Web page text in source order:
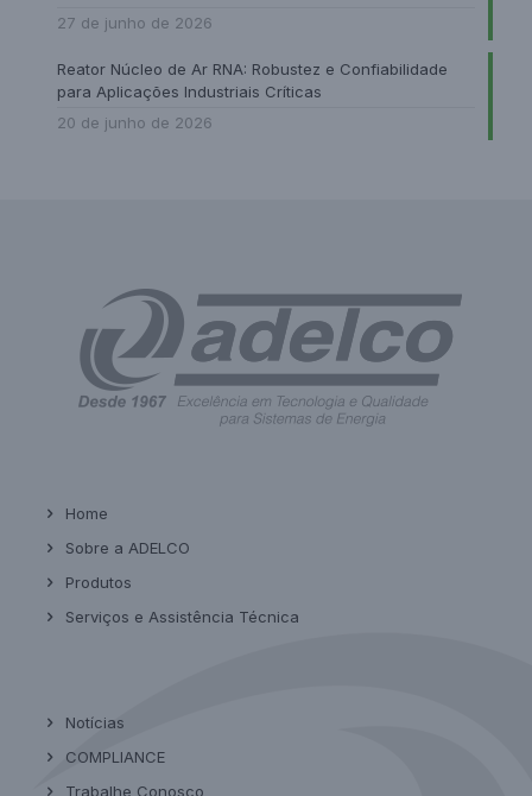
27 de junho de 2026
Reator Núcleo de Ar RNA: Robustez e Confiabilidade
para Aplicações Industriais Críticas
20 de junho de 2026
Home
Sobre a ADELCO
Produtos
Serviços e Assistência Técnica
Notícias
COMPLIANCE
Trabalhe Conosco